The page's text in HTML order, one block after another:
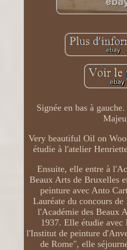
Signée en bas à
Very beautiful Oil on
étudie à l'atelier
Ensuite, elle entre à
Beaux Arts de Bruxelles
peinture avec Anto
Lauréate du concours
l'Académie des Beaux
1937. Elle étudie avec
l'Institut de peinture
de Rome", elle